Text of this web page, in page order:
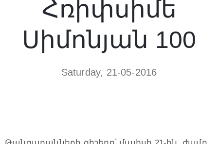
Հռիփսիմե
Սիմոնյան 100
Saturday, 21-05-2016